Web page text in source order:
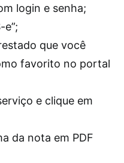
login e senha;
e”;
que você
favorito no portal
e clique em
da nota em PDF